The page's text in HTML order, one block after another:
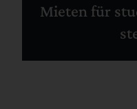
Mieten für